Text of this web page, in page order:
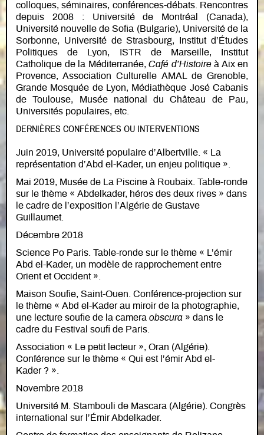
colloques, séminaires, conférences-débats. Rencontres
depuis 2008 : Université de Montréal (Canada),
Université nouvelle de Sofia (Bulgarie), Université de la
Sorbonne, Université de Strasbourg, Institut d’Études
Politiques de Lyon, ISTR de Marseille, Institut
Catholique de la Méditerranée, Café d’Histoireà Aix en
Provence, Association Culturelle AMAL de Grenoble,
Grande Mosquée de Lyon, Médiathèque José Cabanis
de Toulouse, Musée national du Château de Pau,
Universités populaires, etc.
DERNIÈRES CONFÉRENCES OU INTERVENTIONS
Juin 2019, Université populaire d’Albertville. « La
représentation d’Abd el-Kader, un enjeu politique ».
Mai 2019, Musée de La Piscine à Roubaix. Table-ronde
sur le thème « Abdelkader, héros des deux rives » dans
le cadre de l’exposition l’Algérie de Gustave
Guillaumet.
Décembre 2018
Science Po Paris. Table-ronde sur le thème « L’émir
Abd el-Kader, un modèle de rapprochement entre
Orient et Occident ».
Maison Soufie, Saint-Ouen. Conférence-projection sur
le thème « Abd el-Kader au miroir de la photographie,
une lecture soufie de la camera obscura » dans le
cadre du Festival soufi de Paris.
Association « Le petit lecteur », Oran (Algérie).
Conférence sur le thème « Qui est l’émir Abd el-
Kader ? ».
Novembre 2018
Université M. Stambouli de Mascara (Algérie). Congrès
international sur l’Émir Abdelkader.